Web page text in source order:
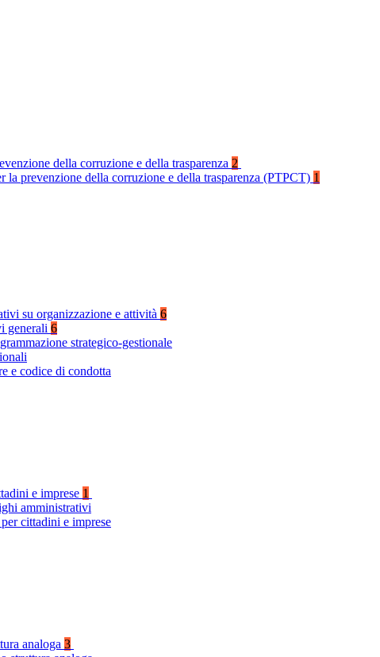
della corruzione e della trasparenza 2
la prevenzione della corruzione e della trasparenza (PTPCT) 1
su organizzazione e attività 6
generali 6
strategico-gestionale
e codice di condotta
e imprese 1
amministrativi
cittadini e imprese
analoga 3